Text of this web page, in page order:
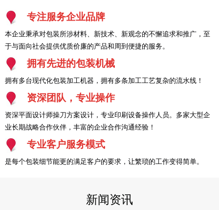
专注服务企业品牌
本企业秉承对包装所涉材料、新技术、新观念的不懈追求和推广，至
于与面向社会提供优质价廉的产品和周到便捷的服务。
拥有先进的包装机械
拥有多台现代化包装加工机器，拥有多条加工工艺复杂的流水线！
资深团队，专业操作
资深平面设计师操刀方案设计，专业印刷设备操作人员。多家大型企
业长期战略合作伙伴，丰富的企业合作沟通经验！
专业客户服务模式
是每个包装细节能更的满足客户的要求，让繁琐的工作变得简单。
新闻资讯